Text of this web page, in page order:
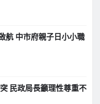
航 中市府親子日小小職
民政局長籲理性尊重不